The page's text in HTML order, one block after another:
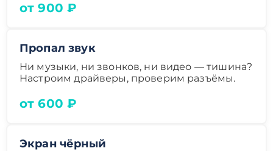
от 900 ₽
Пропал звук
Ни музыки, ни звонков, ни видео — тишина?
Настроим драйверы, проверим разъёмы.
от 600 ₽
Экран чёрный